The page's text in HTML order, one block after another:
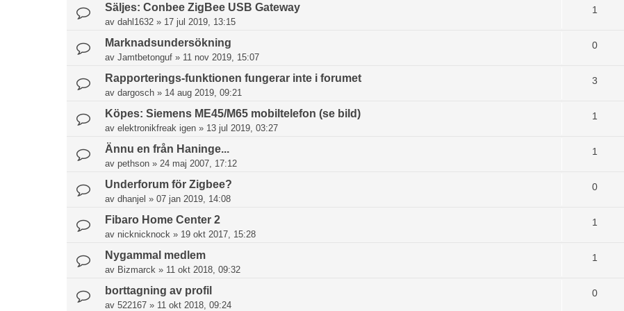
Säljes: Conbee ZigBee USB Gateway
av dahl1632 » 17 jul 2019, 13:15
1
Marknadsundersökning
av Jamtbetonguf » 11 nov 2019, 15:07
0
Rapporterings-funktionen fungerar inte i forumet
av dargosch » 14 aug 2019, 09:21
3
Köpes: Siemens ME45/M65 mobiltelefon (se bild)
av elektronikfreak igen » 13 jul 2019, 03:27
1
Ännu en från Haninge...
av pethson » 24 maj 2007, 17:12
1
Underforum för Zigbee?
av dhanjel » 07 jan 2019, 14:08
0
Fibaro Home Center 2
av nicknicknock » 19 okt 2017, 15:28
1
Nygammal medlem
av Bizmarck » 11 okt 2018, 09:32
1
borttagning av profil
av 522167 » 11 okt 2018, 09:24
0